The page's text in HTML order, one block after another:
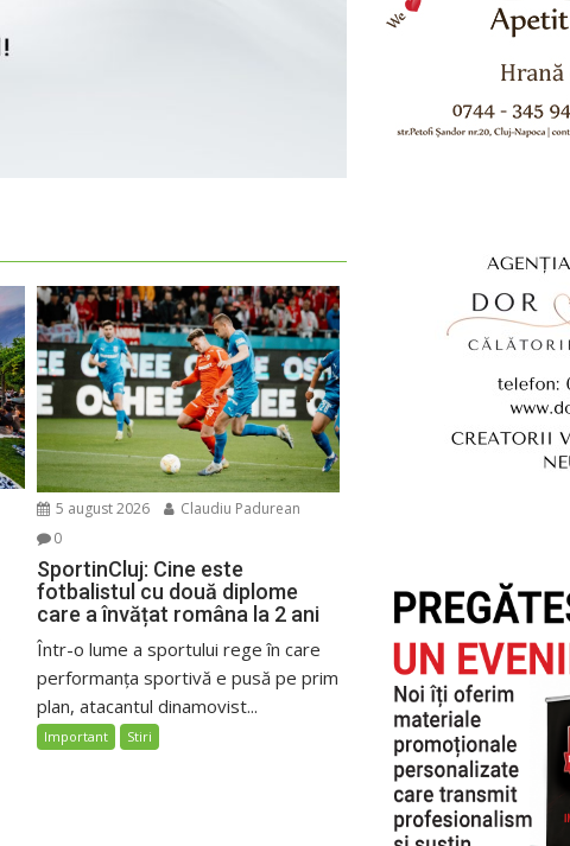
5 august 2026
Claudiu Padurean
0
SportinCluj: Cine este
fotbalistul cu două diplome
care a învățat româna la 2 ani
Într-o lume a sportului rege în care
performanța sportivă e pusă pe prim
plan, atacantul dinamovist...
Important Stiri